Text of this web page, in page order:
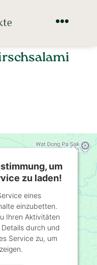
um
zu laden!
eines
einzubetten.
Ihren Aktivitäten
durch und
Service zu, um